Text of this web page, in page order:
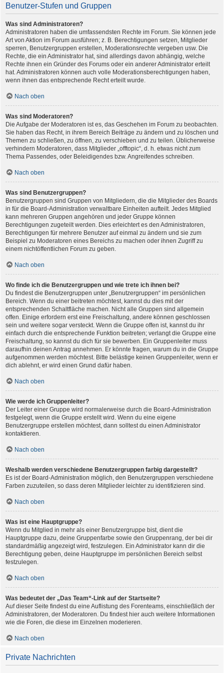
Benutzer-Stufen und Gruppen
Was sind Administratoren?
Administratoren haben die umfassendsten Rechte im Forum. Sie können jede
Art von Aktion im Forum ausführen; z. B. Berechtigungen setzen, Mitglieder
sperren, Benutzergruppen erstellen, Moderationsrechte vergeben usw. Die
Rechte, die ein Administrator hat, sind allerdings davon abhängig, welche
Rechte ihnen ein Gründer des Forums oder ein anderer Administrator erteilt
hat. Administratoren können auch volle Moderationsberechtigungen haben,
wenn ihnen das entsprechende Recht erteilt wurde.
Nach oben
Was sind Moderatoren?
Die Aufgabe der Moderatoren ist es, das Geschehen im Forum zu beobachten.
Sie haben das Recht, in ihrem Bereich Beiträge zu ändern und zu löschen und
Themen zu schließen, zu öffnen, zu verschieben und zu teilen. Üblicherweise
verhindern Moderatoren, dass Mitglieder „offtopic“, d. h. etwas nicht zum
Thema Passendes, oder Beleidigendes bzw. Angreifendes schreiben.
Nach oben
Was sind Benutzergruppen?
Benutzergruppen sind Gruppen von Mitgliedern, die die Mitglieder des Boards
in für die Board-Administration verwaltbare Einheiten aufteilt. Jedes Mitglied
kann mehreren Gruppen angehören und jeder Gruppe können
Berechtigungen zugeteilt werden. Dies erleichtert es den Administratoren,
Berechtigungen für mehrere Benutzer auf einmal zu ändern und sie zum
Beispiel zu Moderatoren eines Bereichs zu machen oder ihnen Zugriff zu
einem nichtöffentlichen Forum zu geben.
Nach oben
Wo finde ich die Benutzergruppen und wie trete ich ihnen bei?
Du findest die Benutzergruppen unter „Benutzergruppen“ im persönlichen
Bereich. Wenn du einer beitreten möchtest, kannst du dies mit der
entsprechenden Schaltfläche machen. Nicht alle Gruppen sind allgemein
offen. Einige erfordern erst eine Freischaltung, andere können geschlossen
sein und weitere sogar versteckt. Wenn die Gruppe offen ist, kannst du ihr
einfach durch die entsprechende Funktion beitreten; verlangt die Gruppe eine
Freischaltung, so kannst du dich für sie bewerben. Ein Gruppenleiter muss
daraufhin deinen Antrag annehmen. Er könnte fragen, warum du in die Gruppe
aufgenommen werden möchtest. Bitte belästige keinen Gruppenleiter, wenn er
dich ablehnt, er wird einen Grund dafür haben.
Nach oben
Wie werde ich Gruppenleiter?
Der Leiter einer Gruppe wird normalerweise durch die Board-Administration
festgelegt, wenn die Gruppe erstellt wird. Wenn du eine eigene
Benutzergruppe erstellen möchtest, dann solltest du einen Administrator
kontaktieren.
Nach oben
Weshalb werden verschiedene Benutzergruppen farbig dargestellt?
Es ist der Board-Administration möglich, den Benutzergruppen verschiedene
Farben zuzuteilen, so dass deren Mitglieder leichter zu identifizieren sind.
Nach oben
Was ist eine Hauptgruppe?
Wenn du Mitglied in mehr als einer Benutzergruppe bist, dient die
Hauptgruppe dazu, deine Gruppenfarbe sowie den Gruppenrang, der bei dir
standardmäßig angezeigt wird, festzulegen. Ein Administrator kann dir die
Berechtigung geben, deine Hauptgruppe im persönlichen Bereich selbst
festzulegen.
Nach oben
Was bedeutet der „Das Team“-Link auf der Startseite?
Auf dieser Seite findest du eine Auflistung des Forenteams, einschließlich der
Administratoren, der Moderatoren. Du findest hier auch weitere Informationen
wie die Foren, die diese im Einzelnen moderieren.
Nach oben
Private Nachrichten